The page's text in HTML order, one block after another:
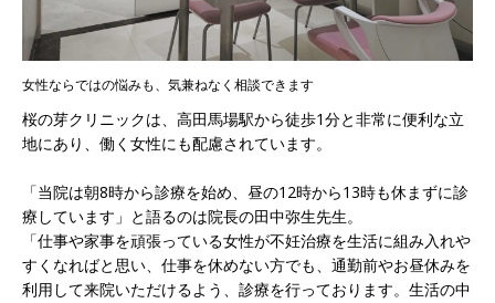
女性ならではの悩みも、気兼ねなく相談できます
桜の芽クリニックは、高田馬場駅から徒歩1分と非常に便利な立
地にあり、働く女性にも配慮されています。
「当院は朝8時から診療を始め、昼の12時から13時も休まずに診
療しています」と語るのは院長の田中弥生先生。
「仕事や家事を頑張っている女性が不妊治療を生活に組み入れや
すくなればと思い、仕事を休めない方でも、通勤前やお昼休みを
利用して来院いただけるよう、診療を行っております。生活の中